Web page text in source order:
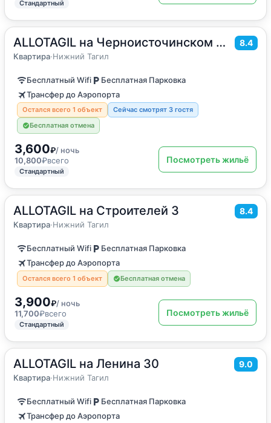
Стандартный
ALLOTAGIL на Черноисточинском шоссе 42 8.4
Квартира·Нижний Тагил
50 м2·до 6 гостей
Квартира
Бесплатный Wifi
Бесплатная Парковка
Трансфер до Аэропорта
Остался всего 1 объект
Сейчас смотрят 3 гостя
Бесплатная отмена
3,600₽/ ночь
10,800₽всего
Стандартный
Посмотреть жильё
ALLOTAGIL на Строителей 3 8.4
Квартира·Нижний Тагил
45 м2·до 7 гостей
Квартира
Бесплатный Wifi
Бесплатная Парковка
Трансфер до Аэропорта
Остался всего 1 объект Бесплатная отмена
3,900₽/ ночь
11,700₽всего
Стандартный
Посмотреть жильё
ALLOTAGIL на Ленина 30 9.0
Квартира·Нижний Тагил
60 м2·до 7 гостей
Квартира
Бесплатный Wifi
Бесплатная Парковка
Трансфер до Аэропорта